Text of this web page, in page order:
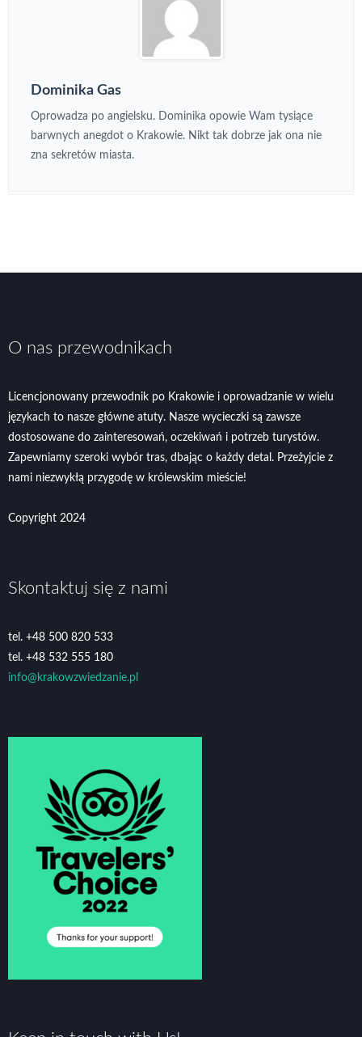
Dominika Gas
Oprowadza po angielsku. Dominika opowie Wam tysiące
barwnych anegdot o Krakowie. Nikt tak dobrze jak ona nie
zna sekretów miasta.
O nas przewodnikach
Licencjonowany przewodnik po Krakowie i oprowadzanie w wielu
językach to nasze główne atuty. Nasze wycieczki są zawsze
dostosowane do zainteresowań, oczekiwań i potrzeb turystów.
Zapewniamy szeroki wybór tras, dbając o każdy detal. Przeżyjcie z
nami niezwykłą przygodę w królewskim mieście!
Copyright 2024
Skontaktuj się z nami
tel. +48 500 820 533
tel. +48 532 555 180
info@krakowzwiedzanie.pl